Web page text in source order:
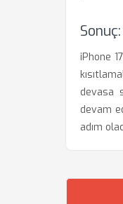
iPhone
devasa
devam
adım